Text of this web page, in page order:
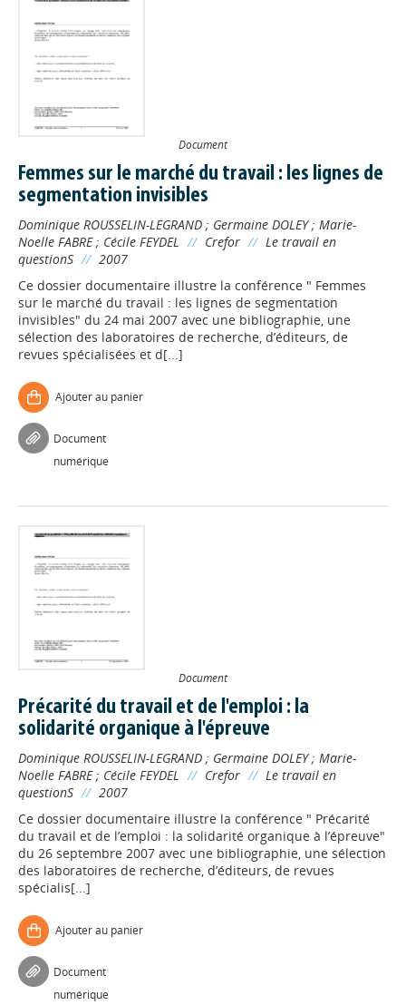
Document
Femmes sur le marché du travail : les lignes de
segmentation invisibles
Dominique ROUSSELIN-LEGRAND ; Germaine DOLEY; Marie-
Noelle FABRE; Cécile FEYDEL // Crefor // Le travail en
questionS // 2007
Ce dossier documentaire illustre la conférence " Femmes
sur le marché du travail : les lignes de segmentation
invisibles" du 24 mai 2007 avec une bibliographie, une
sélection des laboratoires de recherche, d’éditeurs, de
revues spécialisées et d[...]
Ajouter au panier
Document
numérique
Document
Précarité du travail et de l'emploi : la
solidarité organique à l'épreuve
Dominique ROUSSELIN-LEGRAND ; Germaine DOLEY; Marie-
Noelle FABRE; Cécile FEYDEL // Crefor // Le travail en
questionS // 2007
Ce dossier documentaire illustre la conférence " Précarité
du travail et de l’emploi : la solidarité organique à l’épreuve"
du 26 septembre 2007 avec une bibliographie, une sélection
des laboratoires de recherche, d’éditeurs, de revues
spécialis[...]
Ajouter au panier
Document
numérique